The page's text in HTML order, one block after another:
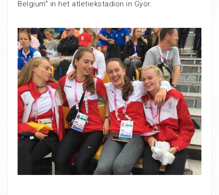
Belgium” in het atletiekstadion in Györ.